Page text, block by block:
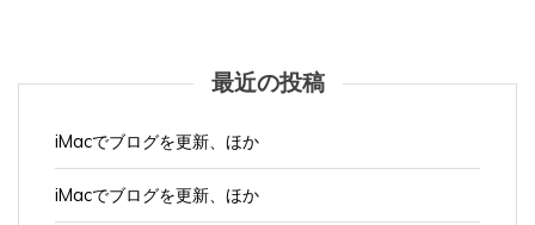
最近の投稿
iMacでブログを更新、ほか
iMacでブログを更新、ほか